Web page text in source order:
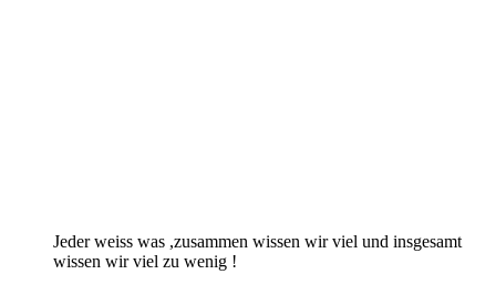
Jeder weiss was ,zusammen wissen wir viel und insgesamt
wissen wir viel zu wenig !